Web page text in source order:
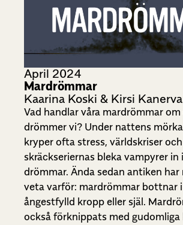
April 2024
Mardrömmar
Kaarina Koski & Kirsi Kanerva
Vad handlar våra mardrömmar
drömmer vi? Under nattens
kryper ofta stress, världskriser och
skräckseriernas bleka vampyrer in
drömmar. Ända sedan antiken
veta varför: mardrömmar bottnar
ångestfylld kropp eller själ.
också förknippats med gudomliga